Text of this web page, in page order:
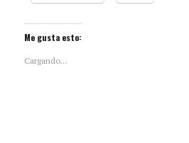
Me gusta esto:
Cargando...